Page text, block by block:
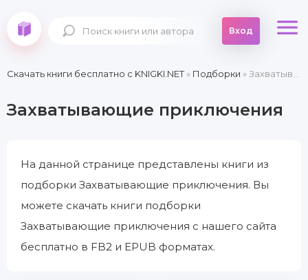
Вход
Скачать книги бесплатно c KNIGKI.NET» Подборки » Захватывающие приключения
Захватывающие приключения
На данной странице представлены книги из
подборки Захватывающие приключения. Вы
можете скачать книги подборки
Захватывающие приключения с нашего сайта
бесплатно в FB2 и EPUB форматах.